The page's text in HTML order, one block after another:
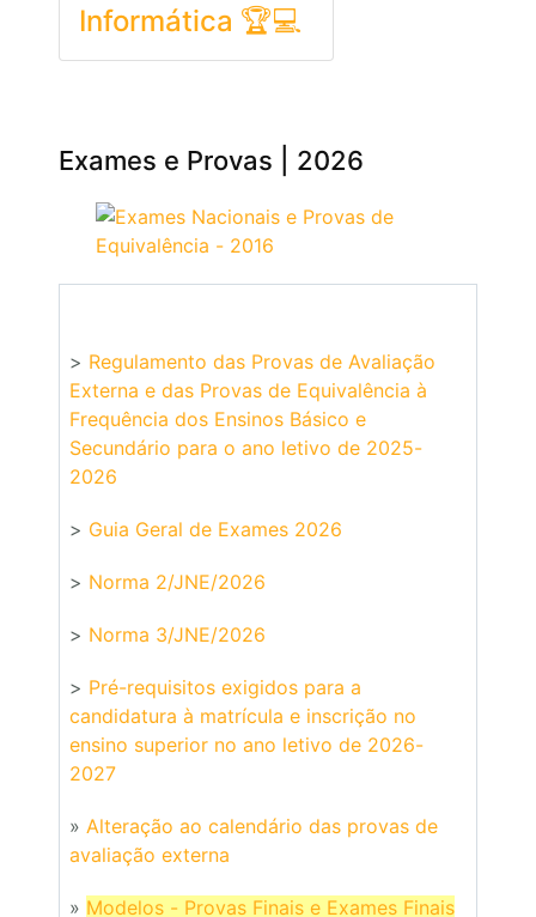
Informática 🏆💻
Exames e Provas | 2026
> Regulamento das Provas de Avaliação
Externa e das Provas de Equivalência à
Frequência dos Ensinos Básico e
Secundário para o ano letivo de 2025-
2026
> Guia Geral de Exames 2026
> Norma 2/JNE/2026
> Norma 3/JNE/2026
> Pré-requisitos exigidos para a
candidatura à matrícula e inscrição no
ensino superior no ano letivo de 2026-
2027
» Alteração ao calendário das provas de
avaliação externa
» Modelos - Provas Finais e Exames Finais